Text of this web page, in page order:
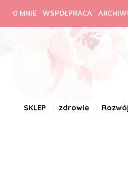
O MNIE WSPÓŁPRACA
SKLEP zdrowie Rozwój